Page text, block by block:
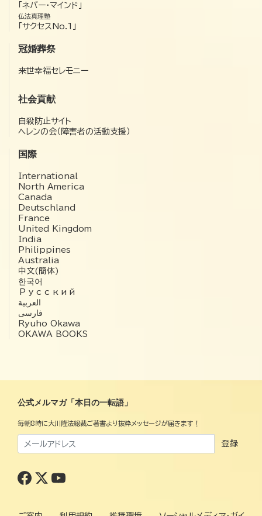
「ネバー・マインド」
仏法真理塾
「サクセスNo.1」
冠婚葬祭
来世幸福セレモニー
社会貢献
自殺防止サイト
ヘレンの会（障害者の活動支援）
国際
International
North America
Canada
Deutschland
France
United Kingdom
India
Philippines
Australia
中文(簡体)
한국어
Русский
العربية‏
فارسی
Ryuho Okawa
OKAWA BOOKS
公式メルマガ「本日の一転語」
毎朝8時に大川隆法総裁ご著書より抜粋メッセージが届きます！
登録